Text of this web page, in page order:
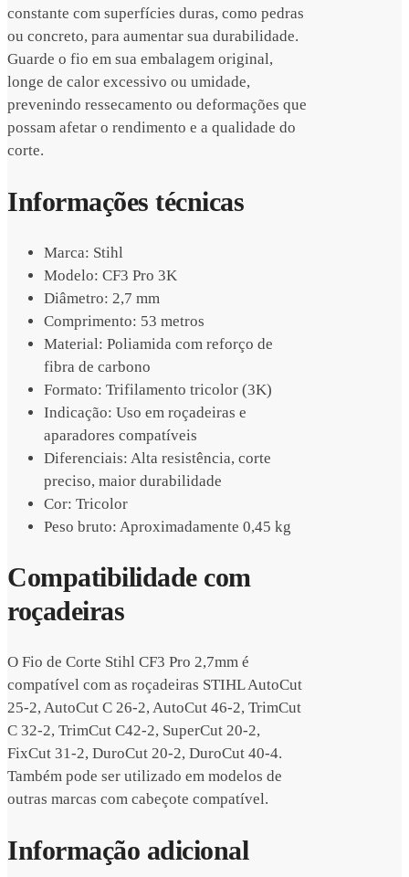
constante com superfícies duras, como pedras
ou concreto, para aumentar sua durabilidade.
Guarde o fio em sua embalagem original,
longe de calor excessivo ou umidade,
prevenindo ressecamento ou deformações que
possam afetar o rendimento e a qualidade do
corte.
Informações técnicas
Marca: Stihl
Modelo: CF3 Pro 3K
Diâmetro: 2,7 mm
Comprimento: 53 metros
Material: Poliamida com reforço de
fibra de carbono
Formato: Trifilamento tricolor (3K)
Indicação: Uso em roçadeiras e
aparadores compatíveis
Diferenciais: Alta resistência, corte
preciso, maior durabilidade
Cor: Tricolor
Peso bruto: Aproximadamente 0,45 kg
Compatibilidade com
roçadeiras
O Fio de Corte Stihl CF3 Pro 2,7mm é
compatível com as roçadeiras STIHL AutoCut
25-2, AutoCut C 26-2, AutoCut 46-2, TrimCut
C 32-2, TrimCut C42-2, SuperCut 20-2,
FixCut 31-2, DuroCut 20-2, DuroCut 40-4.
Também pode ser utilizado em modelos de
outras marcas com cabeçote compatível.
Informação adicional